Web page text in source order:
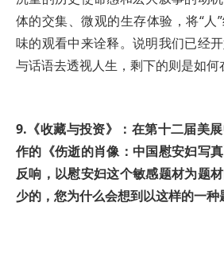
体的交集、微观的生存体验，将“人
味的观看中来诠释。说明我们已经
与话语去透视人生，剩下的则是如何
9.《收藏与投资》：在第十二届美
作的《伤逝的肖像：中国慰安妇写
反响，以慰安妇这个敏感题材为题
少的，您为什么会想到以这样的一种